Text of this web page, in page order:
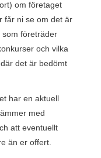
om företaget
får ni se om det är
som företräder
och vilka
det är bedömt
har en aktuell
med
att eventuellt
än er offert.